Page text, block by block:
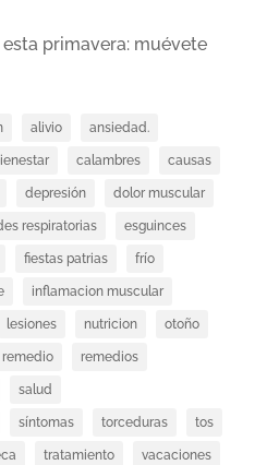
primavera: muévete
alivio ansiedad.
calambres causas
depresión dolor muscular
respiratorias esguinces
fiestas patrias frío
inflamacion muscular
lesiones nutricion otoño
remedio remedios
salud
síntomas torceduras tos
tratamiento vacaciones